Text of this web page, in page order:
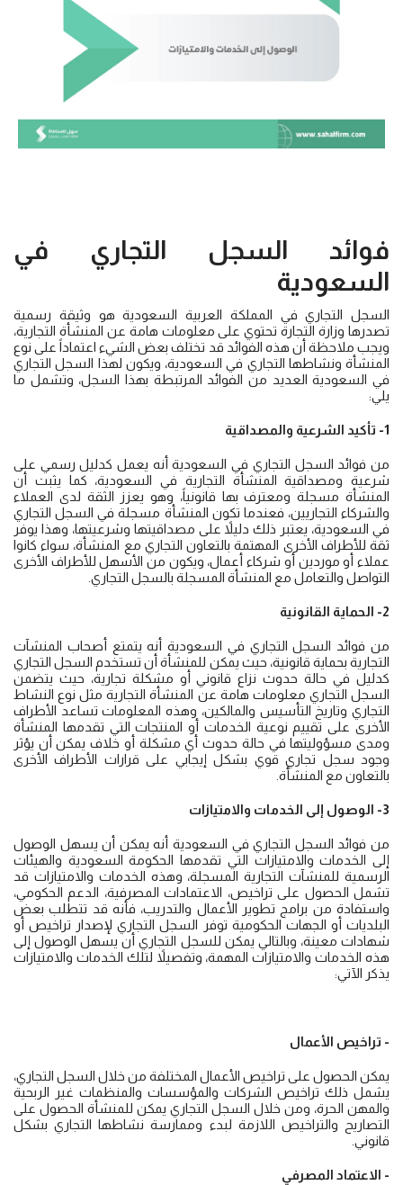
فوائد السجل التجاري في
السعودية
السجل التجاري في المملكة العربية السعودية هو وثيقة رسمية
تصدرها وزارة التجارة تحتوي على معلومات هامة عن المنشأة التجارية،
ويجب ملاحظة أن هذه الفوائد قد تختلف بعض الشيء اعتماداً على نوع
المنشأة ونشاطها التجاري في السعودية، ويكون لهذا السجل التجاري
في السعودية العديد من الفوائد المرتبطة بهذا السجل، وتشمل ما
يلي:
1- تأكيد الشرعية والمصداقية
من فوائد السجل التجاري في السعودية أنه يعمل كدليل رسمي على
شرعية ومصداقية المنشأة التجارية في السعودية، كما يثبت أن
المنشأة مسجلة ومعترف بها قانونياً، وهو يعزز الثقة لدى العملاء
والشركاء التجاريين، فعندما تكون المنشأة مسجلة في السجل التجاري
في السعودية، يعتبر ذلك دليلاً على مصداقيتها وشرعيتها، وهذا يوفر
ثقة للأطراف الأخرى المهتمة بالتعاون التجاري مع المنشأة، سواء كانوا
عملاء أو موردين أو شركاء أعمال، ويكون من الأسهل للأطراف الأخرى
التواصل والتعامل مع المنشأة المسجلة بالسجل التجاري.
2- الحماية القانونية
من فوائد السجل التجاري في السعودية أنه يتمتع أصحاب المنشآت
التجارية بحماية قانونية، حيث يمكن للمنشأة أن تستخدم السجل التجاري
كدليل في حالة حدوث نزاع قانوني أو مشكلة تجارية، حيث يتضمن
السجل التجاري معلومات هامة عن المنشأة التجارية مثل نوع النشاط
التجاري وتاريخ التأسيس والمالكين، وهذه المعلومات تساعد الأطراف
الأخرى على تقييم نوعية الخدمات أو المنتجات التي تقدمها المنشأة
ومدى مسؤوليتها في حالة حدوث أي مشكلة أو خلاف يمكن أن يؤثر
وجود سجل تجاري قوي بشكل إيجابي على قرارات الأطراف الأخرى
بالتعاون مع المنشأة.
3- الوصول إلى الخدمات والامتيازات
من فوائد السجل التجاري في السعودية أنه يمكن أن يسهل الوصول
إلى الخدمات والامتيازات التي تقدمها الحكومة السعودية والهيئات
الرسمية للمنشآت التجارية المسجلة، وهذه الخدمات والامتيازات قد
تشمل الحصول على تراخيص، الاعتمادات المصرفية، الدعم الحكومي،
واستفادة من برامج تطوير الأعمال والتدريب، فأنه قد تتطلب بعض
البلديات أو الجهات الحكومية توفر السجل التجاري لإصدار تراخيص أو
شهادات معينة، وبالتالي يمكن للسجل التجاري أن يسهل الوصول إلى
هذه الخدمات والامتيازات المهمة، وتفصيلاً لتلك الخدمات والامتيازات
يذكر الآتي:
- تراخيص الأعمال
يمكن الحصول على تراخيص الأعمال المختلفة من خلال السجل التجاري،
يشمل ذلك تراخيص الشركات والمؤسسات والمنظمات غير الربحية
والمهن الحرة، ومن خلال السجل التجاري يمكن للمنشأة الحصول على
التصاريح والتراخيص اللازمة لبدء وممارسة نشاطها التجاري بشكل
قانوني.
- الاعتماد المصرفي